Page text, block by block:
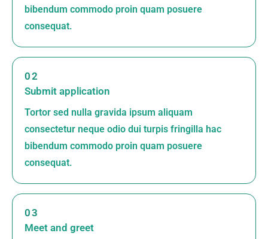
bibendum commodo proin quam posuere
consequat.
02
Submit application
Tortor sed nulla gravida ipsum aliquam
consectetur neque odio dui turpis fringilla hac
bibendum commodo proin quam posuere
consequat.
03
Meet and greet